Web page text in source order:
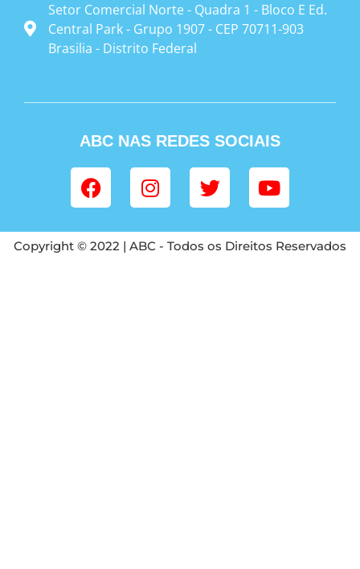
Setor Comercial Norte - Quadra 1 - Bloco E Ed.
Central Park - Grupo 1907 - CEP 70711-903
Brasilia - Distrito Federal
ABC NAS REDES SOCIAIS
Copyright © 2022 | ABC - Todos os Direitos Reservados